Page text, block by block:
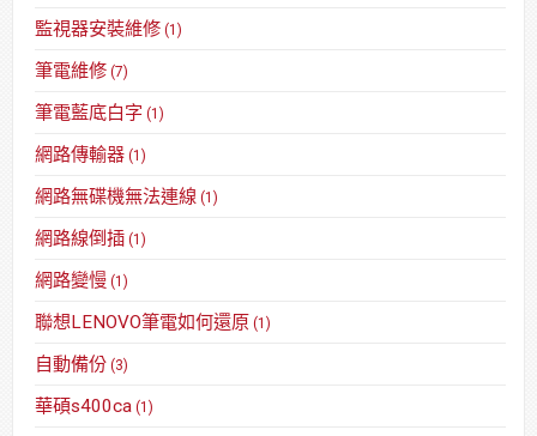
監視器安裝維修 (1)
筆電維修 (7)
筆電藍底白字 (1)
網路傳輸器 (1)
網路無碟機無法連線 (1)
網路線倒插 (1)
網路變慢 (1)
聯想LENOVO筆電如何還原 (1)
自動備份 (3)
華碩s400ca (1)